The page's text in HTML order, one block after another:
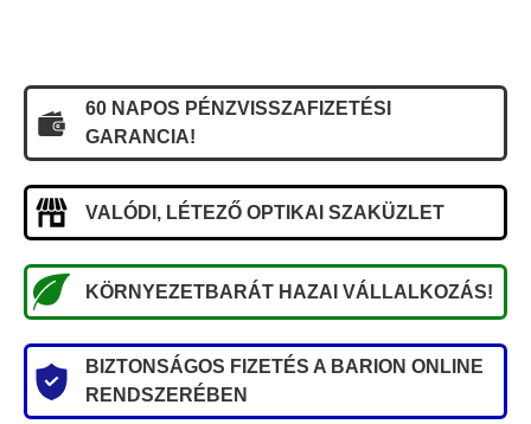
60 NAPOS PÉNZVISSZAFIZETÉSI
GARANCIA!
VALÓDI, LÉTEZŐ OPTIKAI SZAKÜZLET
KÖRNYEZETBARÁT HAZAI VÁLLALKOZÁS!
BIZTONSÁGOS FIZETÉS A BARION ONLINE
RENDSZERÉBEN